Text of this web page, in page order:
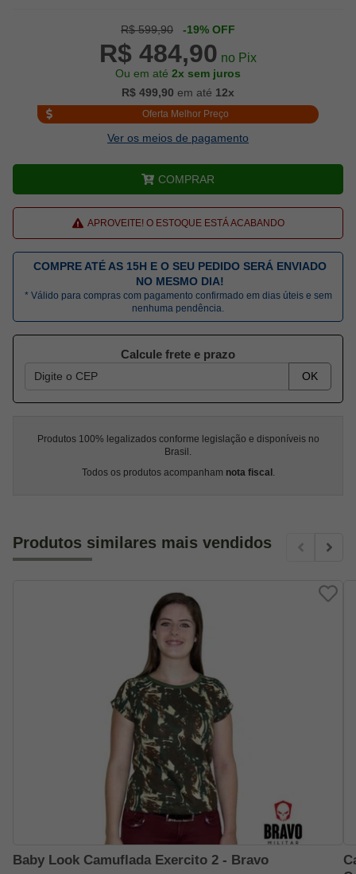
R$ 599,90 -19% OFF
R$ 484,90 no Pix
Ou em até 2x sem juros
R$ 499,90 em até 12x
Oferta Melhor Preço
Ver os meios de pagamento
COMPRAR
APROVEITE! O ESTOQUE ESTÁ ACABANDO
COMPRE ATÉ AS 15H E O SEU PEDIDO SERÁ ENVIADO
NO MESMO DIA!
* Válido para compras com pagamento confirmado em dias úteis e sem
nenhuma pendência.
Calcule frete e prazo
OK
Produtos 100% legalizados conforme legislação e disponíveis no
Brasil.
Todos os produtos acompanham nota fiscal.
Produtos similares mais vendidos
Baby Look Camuflada Exercito 2 - Bravo